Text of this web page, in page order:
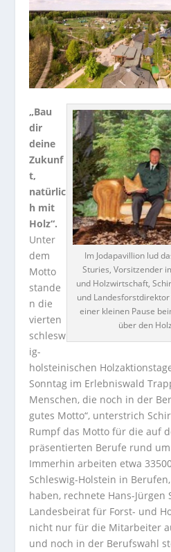
Im Jodapavillion lud
Sturies, Vorsitzender
und Holzwirtschaft,
und
einer kleinen Pause
über den
„Bau
dir
deine
Zukunf
t,
natürlic
h mit
Holz“.
Unter
dem
Motto
stande
n die
vierten
schlesw
ig-
holsteinischen
Sonntag im Erlebniswald
Menschen, die noch in der
gutes Motto“, unterstrich
Rumpf das Motto für die auf
präsentierten Berufe rund
Immerhin arbeiten etwa
Schleswig-Holstein in
haben, rechnete Hans-Jürgen
Landesbeirat für Forst- und
nicht nur für die Mitarbeiter
und noch in der Berufswahl